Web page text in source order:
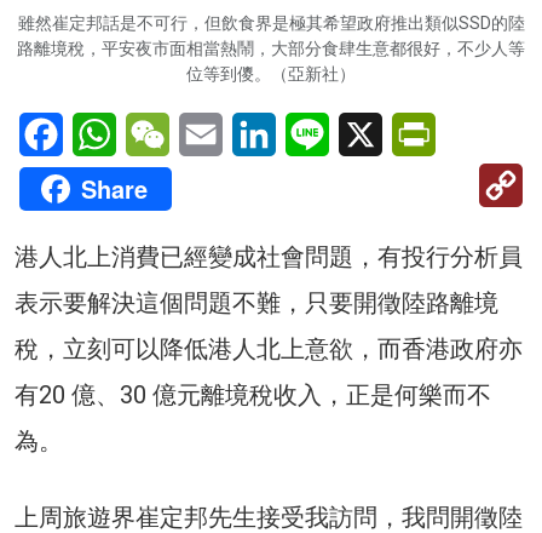
雖然崔定邦話是不可行，但飲食界是極其希望政府推出類似SSD的陸
路離境稅，平安夜市面相當熱鬧，大部分食肆生意都很好，不少人等
位等到儍。（亞新社）
FacebookWhatsAppWeChatEmail LinkedInLine X
Share
港人北上消費已經變成社會問題，有投行分析員
表示要解決這個問題不難，只要開徵陸路離境
稅，立刻可以降低港人北上意欲，而香港政府亦
有20 億、30 億元離境稅收入，正是何樂而不
為。
上周旅遊界崔定邦先生接受我訪問，我問開徵陸